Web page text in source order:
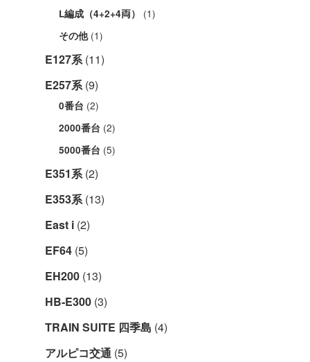
L編成（4+2+4両） (1)
その他(1)
E127系(11)
E257系(9)
0番台 (2)
2000番台 (2)
5000番台 (5)
E351系(2)
E353系(13)
East i (2)
EF64 (5)
EH200 (13)
HB-E300 (3)
TRAIN SUITE 四季島 (4)
アルピコ交通 (5)